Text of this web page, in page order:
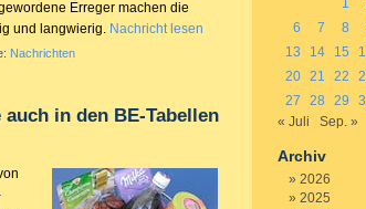
Erreger machen die
und langwierig. Nachricht lesen
Nachrichten
in den BE-Tabellen
1
6
7 8
13
14 15
20 21 22
27
28 29
« Juli
Sep. »
Archiv
2026
2025